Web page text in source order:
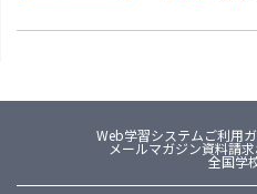
Web学習システムご利用
メールマガジン資料請求
全国学